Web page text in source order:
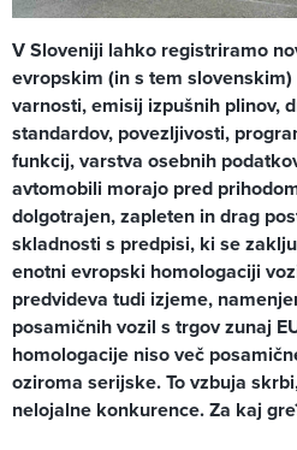
V Sloveniji lahko registriramo
evropskim (in s tem
varnosti, emisij izpušnih plinov,
standardov, povezljivosti,
funkcij, varstva osebnih
avtomobili morajo pred
dolgotrajen, zapleten in drag
skladnosti s predpisi, ki se
enotni evropski homologaciji
predvideva tudi izjeme,
posamičnih vozil s trgov zunaj
homologacije niso več
oziroma serijske. To vzbuja
nelojalne konkurence. Za kaj